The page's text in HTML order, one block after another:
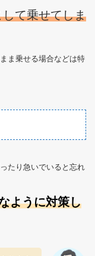
て乗せてしま
ま乗せる場合などは特
たり急いでいると忘れ
ように対策し